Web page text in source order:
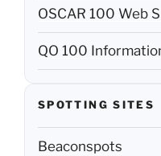
OSCAR 100 Web
QO 100
SPOTTING SITES
Beaconspots